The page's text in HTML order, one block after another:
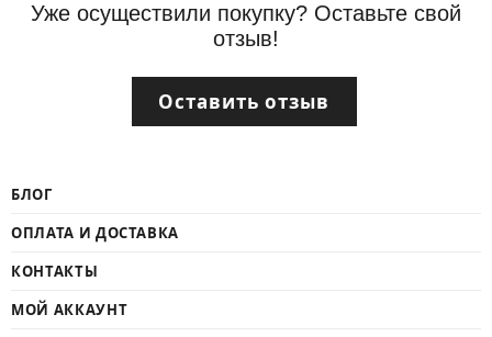
Уже осуществили покупку? Оставьте свой
отзыв!
Оставить отзыв
БЛОГ
ОПЛАТА И ДОСТАВКА
КОНТАКТЫ
МОЙ АККАУНТ